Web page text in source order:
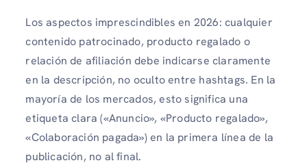
Los aspectos imprescindibles en 2026: cualquier
contenido patrocinado, producto regalado o
relación de afiliación debe indicarse claramente
en la descripción, no oculto entre hashtags. En la
mayoría de los mercados, esto significa una
etiqueta clara («Anuncio», «Producto regalado»,
«Colaboración pagada») en la primera línea de la
publicación, no al final.